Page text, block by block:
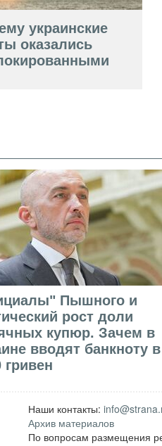
украинские
оказались
Пышного и
рост доли
купюр. Зачем в
вводят банкноту в
гривен
Наши контакты:
Архив материалов
По вопросам размещения